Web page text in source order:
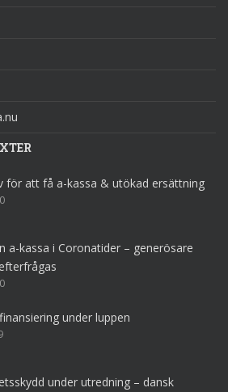
för att få a-kassa & utökad ersättning
a-kassa i Coronatider – generösare
under luppen
under utredning – dansk